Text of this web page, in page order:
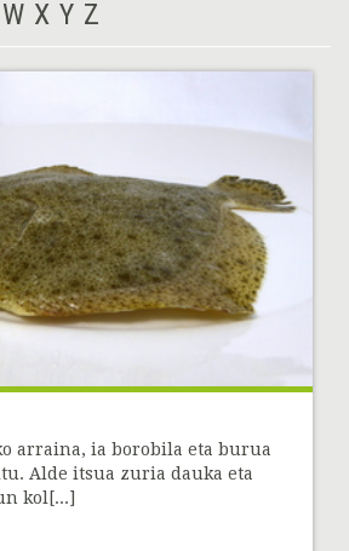
W X Y Z
arraina, ia borobila eta burua
Alde itsua zuria dauka eta
kol[...]